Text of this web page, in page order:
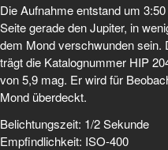
Die Aufnahme entstand um
Seite gerade den Jupiter, in
dem Mond verschwunden sein.
trägt die Katalognummer HIP
von 5,9 mag. Er wird für
Mond überdeckt.
Belichtungszeit: 1/2 Sekunde
Empfindlichkeit: ISO-400